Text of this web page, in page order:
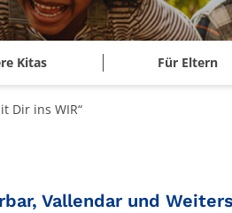
Kitas Für Eltern
Dir ins WIR“
Vallendar und